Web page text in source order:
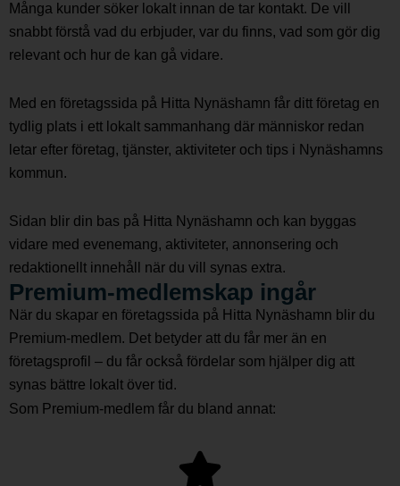
Många kunder söker lokalt innan de tar kontakt. De vill
snabbt förstå vad du erbjuder, var du finns, vad som gör dig
relevant och hur de kan gå vidare.
Med en företagssida på Hitta Nynäshamn får ditt företag en
tydlig plats i ett lokalt sammanhang där människor redan
letar efter företag, tjänster, aktiviteter och tips i Nynäshamns
kommun.
Sidan blir din bas på Hitta Nynäshamn och kan byggas
vidare med evenemang, aktiviteter, annonsering och
redaktionellt innehåll när du vill synas extra.
Premium-medlemskap ingår
När du skapar en företagssida på Hitta Nynäshamn blir du
Premium-medlem. Det betyder att du får mer än en
företagsprofil – du får också fördelar som hjälper dig att
synas bättre lokalt över tid.
Som Premium-medlem får du bland annat: